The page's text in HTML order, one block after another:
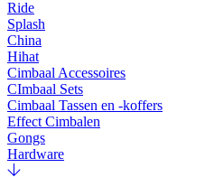
Ride
Splash
China
Hihat
Cimbaal Accessoires
CImbaal Sets
Cimbaal Tassen en -koffers
Effect Cimbalen
Gongs
Hardware